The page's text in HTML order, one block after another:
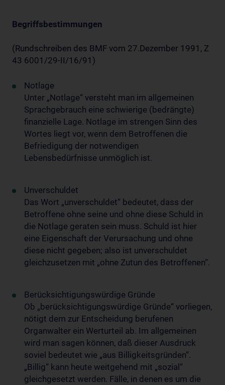
Begriffsbestimmungen
(Rundschreiben des BMF vom 27.Dezember 1991, Z
43 6001/29-II/16/91)
Notlage
Unter „Notlage“ versteht man im allgemeinen
Sprachgebrauch eine schwierige (bedrängte)
finanzielle Lage. Notlage im strengen Sinn des
Wortes liegt vor, wenn dem Betroffenen die
Befriedigung der notwendigen
Lebensbedürfnisse unmöglich ist.
Unverschuldet
Das Wort „unverschuldet“ bedeutet, dass der
Betroffene ohne seine und ohne diese Schuld in
die Notlage geraten sein muss. Schuld ist hier
eine Eigenschaft der Verursachung und ohne
diese nicht gegeben; also ist unverschuldet
gleichzusetzen mit „ohne Zutun des Betroffenen“.
Berücksichtigungswürdige Gründe
Ob „berücksichtigungswürdige Gründe“ vorliegen,
nötigt dem zur Entscheidung berufenen
Organwalter ein Werturteil ab. Im allgemeinen
wird man sagen können, daß dieser Ausdruck
soviel bedeutet wie „aus Billigkeitsgründen“.
„Billig“ kann heute weitgehend mit „sozial“
gleichgesetzt werden. Fälle, in denen es um die